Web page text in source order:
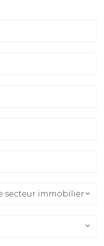
immobilier??
secteur immobilier??